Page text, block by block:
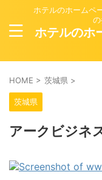
ホテルのホームペ
の
ホテルのホ
HOME > 茨城県 >
茨城県
アークビジネ